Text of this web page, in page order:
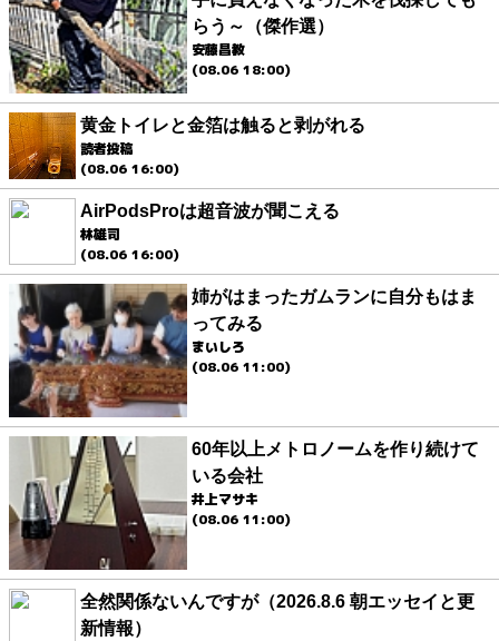
らう～（傑作選）
安藤昌教
(08.06 18:00)
黄金トイレと金箔は触ると剥がれる
読者投稿
(08.06 16:00)
AirPodsProは超音波が聞こえる
林雄司
(08.06 16:00)
姉がはまったガムランに自分もはま
ってみる
まいしろ
(08.06 11:00)
60年以上メトロノームを作り続けて
いる会社
井上マサキ
(08.06 11:00)
全然関係ないんですが（2026.8.6 朝エッセイと更
新情報）